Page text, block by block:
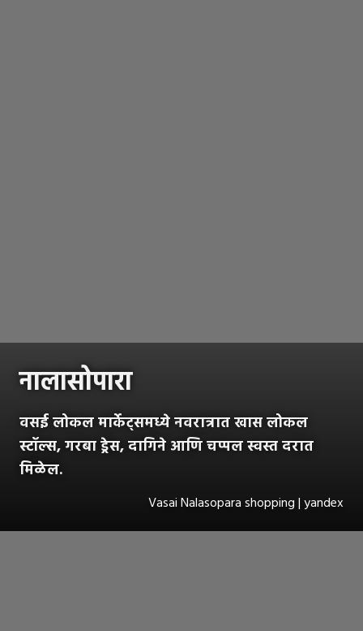
नालासोपारा
वसई लोकल मार्केट्समध्ये नवरात्रात खास लोकल
स्टॉल्स, गरबा ड्रेस, दागिने आणि चप्पल स्वस्त दरात
मिळेल.
Vasai Nalasopara shopping | yandex